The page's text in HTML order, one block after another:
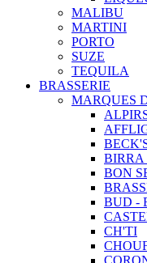
MALIBU
MARTINI
PORTO
SUZE
TEQUILA
BRASSERIE
MARQUES
BIRRA
BON
BUD -
CH'TI